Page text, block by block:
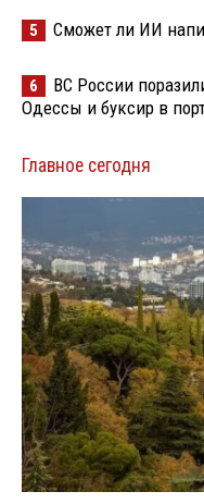
5 Сможет ли ИИ
6
ВС России
Одессы и буксир в
Главное сегодня